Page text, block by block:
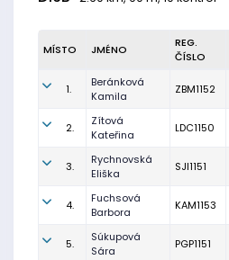
MÍSTO JMÉNO
REG.
ČÍSLO
1.
Beránková
Kamila
ZBM1152
2.
Zítová
Kateřina
LDC1150
3.
Rychnovská
Eliška
SJI1151
4.
Fuchsová
Barbora
KAM1153
5.
Súkupová
Sára
PGP1151